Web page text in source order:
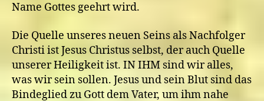
Name Gottes geehrt wird.
Die Quelle unseres neuen Seins als Nachfolger
Christi ist Jesus Christus selbst, der auch Quelle
unserer Heiligkeit ist. IN IHM sind wir alles,
was wir sein sollen. Jesus und sein Blut sind das
Bindeglied zu Gott dem Vater, um ihm nahe